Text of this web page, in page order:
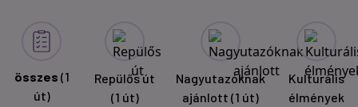
összes (1
út)
Repülős út
(1 út)
Nagyutazóknak
ajánlott (1 út)
Kulturális
élmények